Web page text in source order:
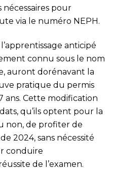
nécessaires pour
via le numéro NEPH.
anticipé
connu sous le nom
auront dorénavant la
pratique du permis
ans. Cette modification
qu’ils optent pour la
non, de profiter de
2024, sans nécessité
conduire
de l’examen.